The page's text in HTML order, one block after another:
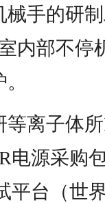
械手的研
内部不停
离子体所
电源采购
平台（世